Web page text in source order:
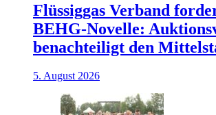
Flüssiggas Verband
BEHG-Novelle:
benachteiligt den
5. August 2026